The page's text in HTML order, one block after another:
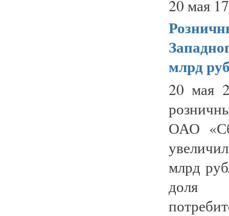
20 мая
млрд
20 мая
ОАО
млрд
доля